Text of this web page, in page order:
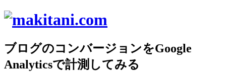
コ
ン
ツ
へ
ブログのコンバージョンをGoogle
Analyticsで計測してみる